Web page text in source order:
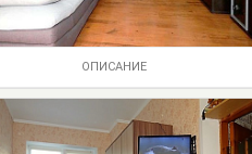
ОПИСАНИЕ